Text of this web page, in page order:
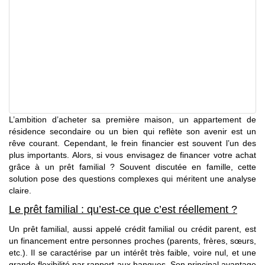
L’ambition d’acheter sa première maison, un appartement de
résidence secondaire ou un bien qui reflète son avenir est un
rêve courant. Cependant, le frein financier est souvent l’un des
plus importants. Alors, si vous envisagez de financer votre achat
grâce à un prêt familial ? Souvent discutée en famille, cette
solution pose des questions complexes qui méritent une analyse
claire.
Le prêt familial : qu’est-ce que c’est réellement ?
Un prêt familial, aussi appelé crédit familial ou crédit parent, est
un financement entre personnes proches (parents, frères, sœurs,
etc.). Il se caractérise par un intérêt très faible, voire nul, et une